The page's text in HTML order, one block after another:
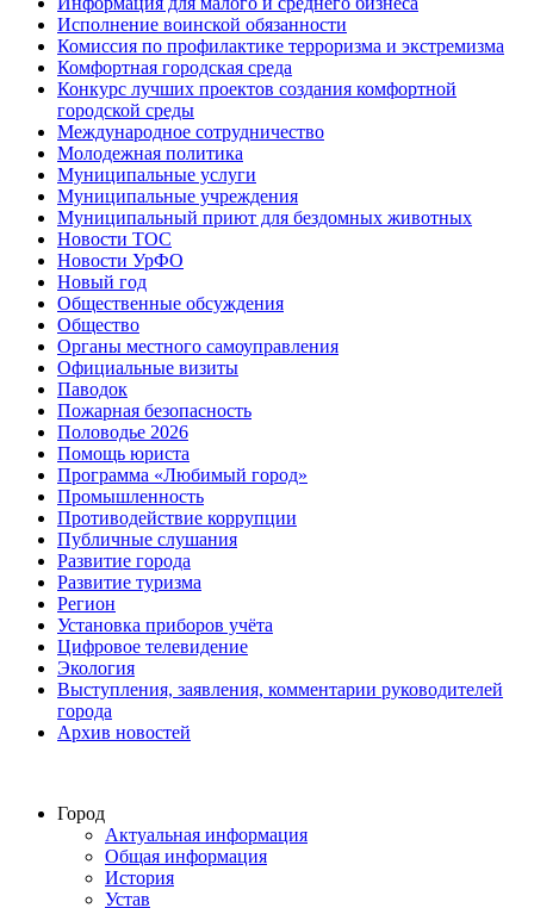
Исполнение воинской обязанности
Комиссия по профилактике терроризма и экстремизма
Комфортная городская среда
Конкурс лучших проектов создания комфортной
городской среды
Международное сотрудничество
Молодежная политика
Муниципальные услуги
Муниципальные учреждения
Муниципальный приют для бездомных животных
Новости ТОС
Новости УрФО
Новый год
Общественные обсуждения
Общество
Органы местного самоуправления
Официальные визиты
Паводок
Пожарная безопасность
Половодье 2026
Помощь юриста
Программа «Любимый город»
Промышленность
Противодействие коррупции
Публичные слушания
Развитие города
Развитие туризма
Регион
Установка приборов учёта
Цифровое телевидение
Экология
Выступления, заявления, комментарии руководителей
города
Архив новостей
Город
Актуальная информация
Общая информация
История
Устав